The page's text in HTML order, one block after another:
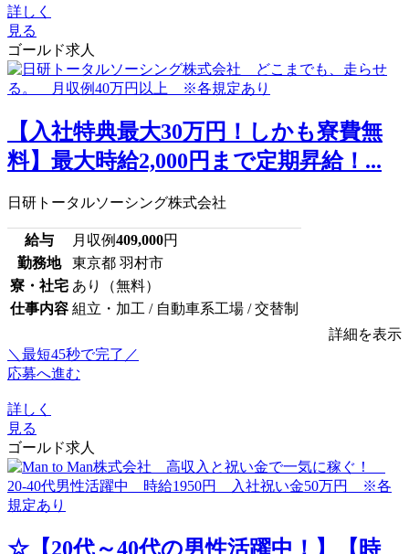
詳しく
見る
ゴールド求人
【入社特典最大30万円！しかも寮費無
料】最大時給2,000円まで定期昇給！...
日研トータルソーシング株式会社
給与 月収例409,000円
勤務地
東京都 羽村市
寮・社宅 あり（無料）
仕事内容 組立・加工 / 自動車系工場 / 交替制
詳細を表示
＼最短45秒で完了／
応募へ進む
詳しく
見る
ゴールド求人
☆【20代～40代の男性活躍中！】【時